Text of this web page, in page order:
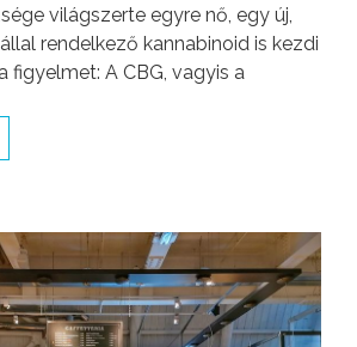
világszerte egyre nő, egy új,
rendelkező kannabinoid is kezdi
figyelmet: A CBG, vagyis a